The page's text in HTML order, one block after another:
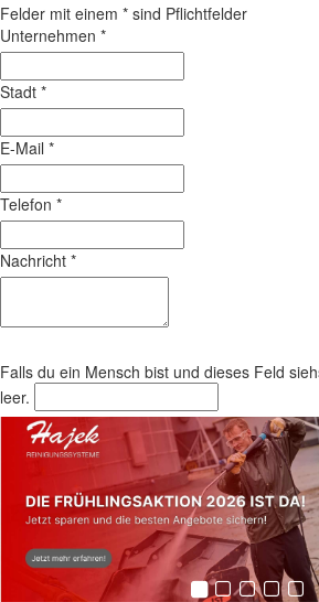
Felder mit einem * sind Pflichtfelder
Unternehmen *
Stadt *
E-Mail *
Telefon *
Nachricht *
Falls du ein Mensch bist und dieses Feld
leer.